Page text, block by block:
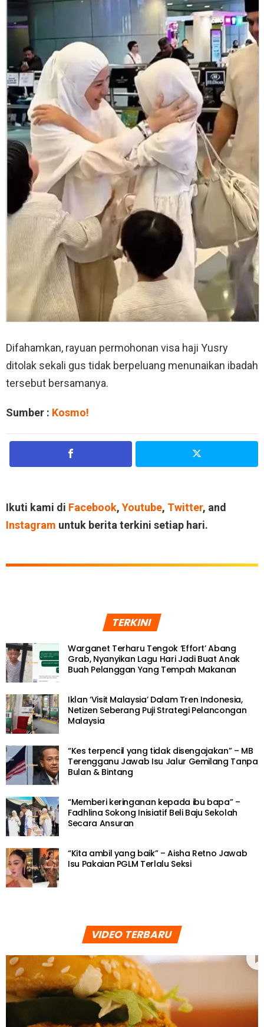
Difahamkan, rayuan permohonan visa haji Yusry
ditolak sekali gus tidak berpeluang menunaikan ibadah
tersebut bersamanya.
Sumber : Kosmo!
Ikuti kami di Facebook, Youtube, Twitter, and
Instagram untuk berita terkini setiap hari.
TERKINI
Warganet Terharu Tengok ‘Effort’ Abang
Grab, Nyanyikan Lagu Hari Jadi Buat Anak
Buah Pelanggan Yang Tempah Makanan
Iklan ‘Visit Malaysia’ Dalam Tren Indonesia,
Netizen Seberang Puji Strategi Pelancongan
Malaysia
“Kes terpencil yang tidak disengajakan” – MB
Terengganu Jawab Isu Jalur Gemilang Tanpa
Bulan & Bintang
“Memberi keringanan kepada ibu bapa” –
Fadhlina Sokong Inisiatif Beli Baju Sekolah
Secara Ansuran
“Kita ambil yang baik” – Aisha Retno Jawab
Isu Pakaian PGLM Terlalu Seksi
VIDEO TERBARU